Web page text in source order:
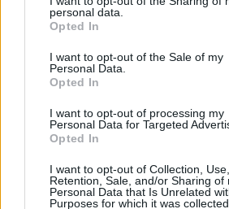
personal data.
Opted In
I want to opt-out of the Sale of my
Personal Data.
Opted In
I want to opt-out of processing my
Personal Data for Targeted
Opted In
I want to opt-out of Collection, Use,
Retention, Sale, and/or Sharing of
Personal Data that Is Unrelated
Purposes for which it was collected.
laukė dvi savaites
rankinio“: